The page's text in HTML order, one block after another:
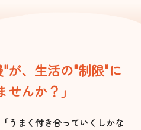
"が、生活の"制限"に
せんか？」
うまく付き合っていくしかな